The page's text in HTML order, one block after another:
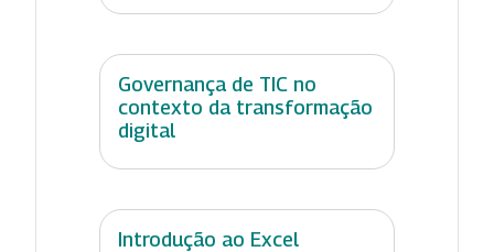
Governança de TIC no
contexto da transformação
digital
Introdução ao Excel